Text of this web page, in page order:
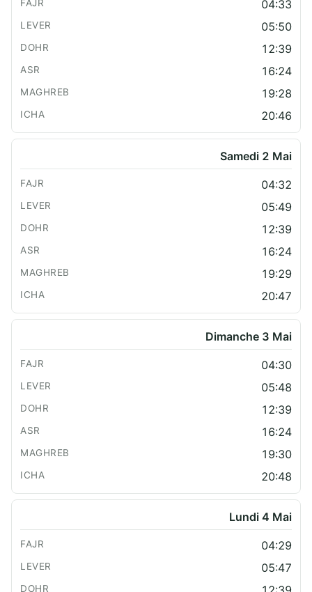
04:33
05:50
12:39
16:24
19:28
20:46
Samedi 2 Mai
04:32
05:49
12:39
16:24
19:29
20:47
Dimanche 3 Mai
04:30
05:48
12:39
16:24
19:30
20:48
Lundi 4 Mai
04:29
05:47